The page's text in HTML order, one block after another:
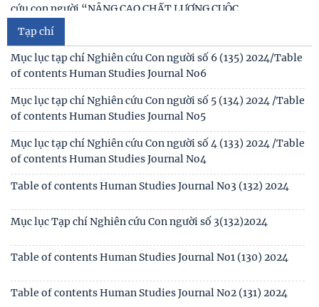
Tạp chí
of contents Human Studies Journal No5
Mục lục tạp chí Nghiên cứu Con người số 4 (133) 2024 /Table
of contents Human Studies Journal No4
Table of contents Human Studies Journal No3 (132) 2024
Mục lục Tạp chí Nghiên cứu Con người số 3(132)2024
Table of contents Human Studies Journal No1 (130) 2024
Table of contents Human Studies Journal No2 (131) 2024
Mục lục Tạp chí Nghiên cứu Con người số 2(131) năm 2024
Mục lục Tạp chí Nghiên cứu Con người số 1(130) năm 2024
Table of contents Human Studies Journal No. 5 (128) (2023)
Số 1(04) 2026
Giới thiệu sách mới: Xã hội học Gia đình